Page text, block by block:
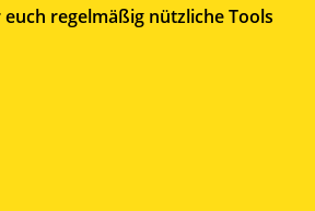
regelmäßig nützliche Tools